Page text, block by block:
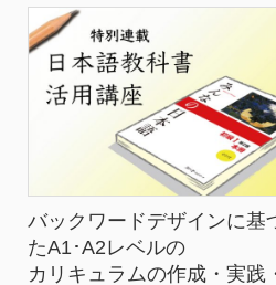
バックワードデザインに基
たA1･A2レベルの
カリキュラムの作成・実践